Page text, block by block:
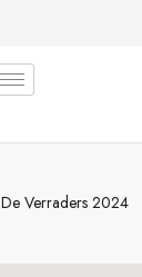
De Verraders 2024